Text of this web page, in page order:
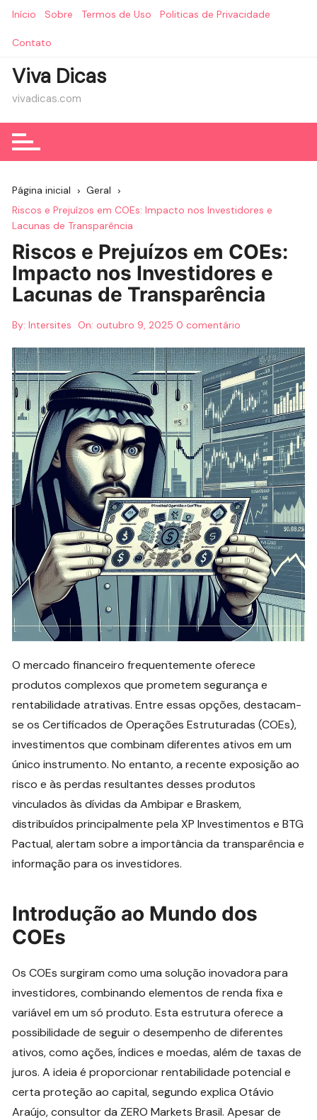
Início Sobre Termos de Uso Politicas de Privacidade
Contato
Viva Dicas
vivadicas.com
Página inicial
Geral
Riscos e Prejuízos em COEs: Impacto nos Investidores e
Lacunas de Transparência
Riscos e Prejuízos em COEs:
Impacto nos Investidores e
Lacunas de Transparência
By: Intersites On:outubro 9, 2025 0 comentário
O mercado financeiro frequentemente oferece
produtos complexos que prometem segurança e
rentabilidade atrativas. Entre essas opções, destacam-
se os Certificados de Operações Estruturadas (COEs),
investimentos que combinam diferentes ativos em um
único instrumento. No entanto, a recente exposição ao
risco e às perdas resultantes desses produtos
vinculados às dívidas da Ambipar e Braskem,
distribuídos principalmente pela XP Investimentos e BTG
Pactual, alertam sobre a importância da transparência e
informação para os investidores.
Introdução ao Mundo dos
COEs
Os COEs surgiram como uma solução inovadora para
investidores, combinando elementos de renda fixa e
variável em um só produto. Esta estrutura oferece a
possibilidade de seguir o desempenho de diferentes
ativos, como ações, índices e moedas, além de taxas de
juros. A ideia é proporcionar rentabilidade potencial e
certa proteção ao capital, segundo explica Otávio
Araújo, consultor da ZERO Markets Brasil. Apesar de